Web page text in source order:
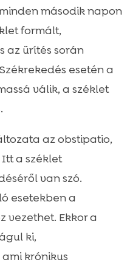
második napon
formált,
az ürítés során
esetén a
válik, a széklet
az obstipatio,
a széklet
van szó.
esetekben a
vezethet. Ekkor a
ki,
krónikus